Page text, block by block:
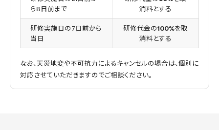
ら8日前まで
消料とする
研修実施日の7日前から
当日
研修代金の100%を取
消料とする
なお、天災地変や不可抗力によるキャンセルの場合は、個別に
対応させていただきますのでご相談ください。